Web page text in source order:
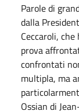
Parole di
dalla
Ceccaroli,
prova
confrontati
multipla, ma
Ossian di